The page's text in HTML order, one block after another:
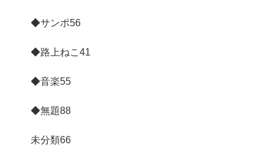
◆サンポ56
◆路上ねこ41
◆音楽55
◆無題88
未分類66